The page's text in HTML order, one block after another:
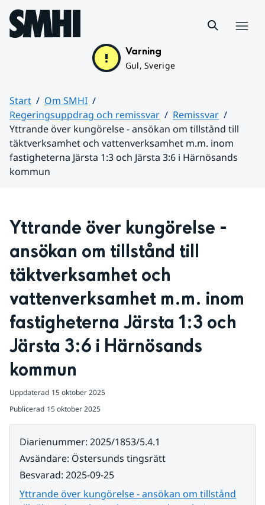
Hoppa till sidans innehåll
Varning
Gul, Sverige
Start
Om SMHI
Regeringsuppdrag och remissvar
Remissvar
Yttrande över kungörelse - ansökan om tillstånd till
täktverksamhet och vattenverksamhet m.m. inom
fastigheterna Järsta 1:3 och Järsta 3:6 i Härnösands
kommun
Yttrande över kungörelse -
ansökan om tillstånd till
täktverksamhet och
vattenverksamhet m.m. inom
fastigheterna Järsta 1:3 och
Järsta 3:6 i Härnösands
kommun
Uppdaterad 15 oktober 2025
Publicerad 15 oktober 2025
Diarienummer: 2025/1853/5.4.1
Avsändare: Östersunds tingsrätt
Besvarad: 2025-09-25
Yttrande över kungörelse - ansökan om tillstånd